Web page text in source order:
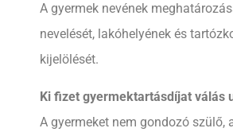
A gyermek nevének
nevelését, lakóhelyének és
kijelölését.
Ki fizet gyermektartásdíjat válás
A gyermeket nem gondozó szülő,